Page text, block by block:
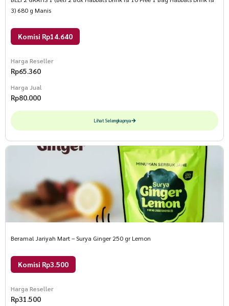
3) 680 g Manis
Komisi Rp14.640
Harga Reseller
Rp65.360
Harga Jual
Rp80.000
Lihat Selengkapnya
Beramal Jariyah Mart – Surya Ginger 250 gr Lemon
Komisi Rp3.500
Harga Reseller
Rp31.500